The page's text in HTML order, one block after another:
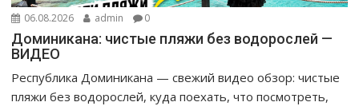
06.08.2026 admin 0
Доминикана: чистые пляжи без водорослей —
ВИДЕО
Республика Доминикана — свежий видео обзор: чистые
пляжи без водорослей, куда поехать, что посмотреть,